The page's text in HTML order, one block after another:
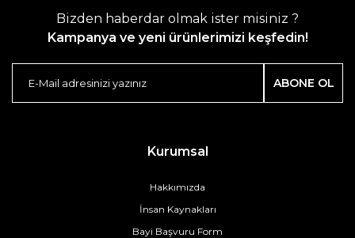
Bizden haberdar olmak ister misiniz ?
Kampanya ve yeni ürünlerimizi keşfedin!
ABONE OL
Kurumsal
Hakkımızda
İnsan Kaynakları
Bayi Başvuru Form